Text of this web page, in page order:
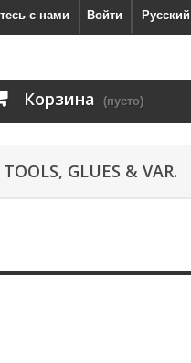
Русский
Войти
с нами
Корзина (пусто)
TOOLS, GLUES & VAR.